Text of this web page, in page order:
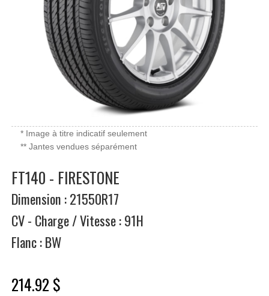
* Image à titre indicatif seulement
** Jantes vendues séparément
FT140 - FIRESTONE
Dimension : 21550R17
CV - Charge / Vitesse : 91H
Flanc : BW
214.92 $